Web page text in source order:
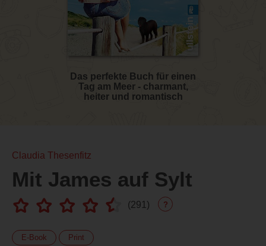
Das perfekte Buch für einen
Tag am Meer - charmant,
heiter und romantisch
Claudia Thesenfitz
Mit James auf Sylt
(291 ) ?
E-Book Print